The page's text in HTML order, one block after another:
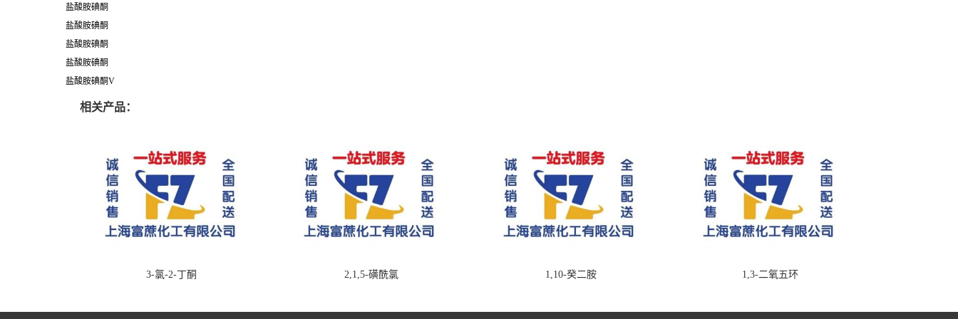
盐酸胺碘酮
盐酸胺碘酮
盐酸胺碘酮
盐酸胺碘酮
盐酸胺碘酮V
相关产品：
3-氯-2-丁酮 2,1,5-磺酰氯 1,10-癸二胺 1,3-二氧五环